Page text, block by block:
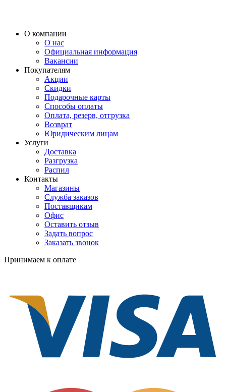
О компании
О нас
Официальная информация
Вакансии
Покупателям
Акции
Скидки
Подарочные карты
Способы оплаты
Оплата, резерв, отгрузка
Возврат
Юридическим лицам
Услуги
Доставка
Разгрузка
Распил
Контакты
Магазины
Служба заказов
Поставщикам
Офис
Оставить отзыв
Задать вопрос
Заказать звонок
Принимаем к оплате